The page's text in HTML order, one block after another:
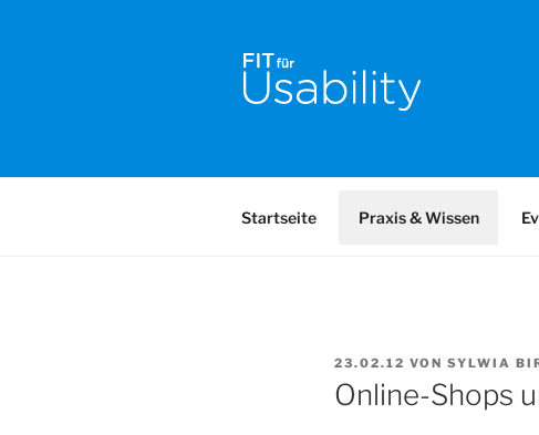
Startseite Praxis & Wissen
VERÖFFENTLICHT
AM
23.02.12 VON SYLWIA
Online-Shops